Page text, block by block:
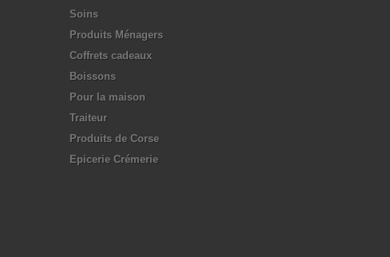
Soins
Produits Ménagers
Coffrets cadeaux
Boissons
Pour la maison
Traiteur
Produits de Corse
Epicerie Crémerie